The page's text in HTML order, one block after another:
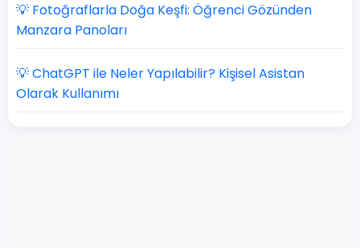
💡 Fotoğraflarla Doğa Keşfi: Öğrenci Gözünden
Manzara Panoları
💡 ChatGPT ile Neler Yapılabilir? Kişisel Asistan
Olarak Kullanımı